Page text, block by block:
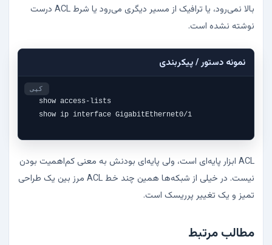
بالا نمی‌رود، یا ترافیک از مسیر دیگری می‌رود یا شرط ACL درست
نوشته نشده است.
نمونه دستور / پیکربندی
show access-lists
show ip interface GigabitEthernet0/1
کپی
ACL ابزار پایه‌ای است، ولی پایه‌ای بودنش به معنی کم‌اهمیت بودن
نیست. در خیلی از شبکه‌ها همین چند خط ACL مرز بین یک طراحی
تمیز و یک تغییر پرریسک است.
مطالب مرتبط